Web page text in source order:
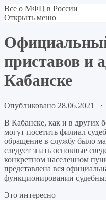
Все о МФЦ в России
Открыть меню
приставов и
Кабанске
Опубликовано 28.06.2021
В Кабанске, как и в других
могут посетить филиал
обращение в службу было
следует знать основные
конкретном населенном
представлена вся
функционировании
Это интересно